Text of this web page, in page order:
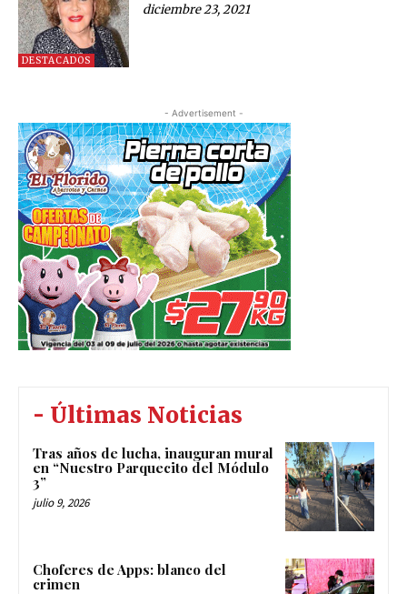
DESTACADOS
diciembre 23, 2021
- Advertisement -
- Últimas Noticias
Tras años de lucha, inauguran mural
en “Nuestro Parquecito del Módulo
3”
julio 9, 2026
Choferes de Apps: blanco del
crimen